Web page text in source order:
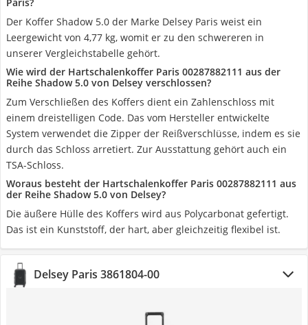
Der Koffer Shadow 5.0 der Marke Delsey Paris weist ein
Leergewicht von 4,77 kg, womit er zu den schwereren in
unserer Vergleichstabelle gehört.
Wie wird der Hartschalenkoffer Paris 00287882111 aus der
Reihe Shadow 5.0 von Delsey verschlossen?
Zum Verschließen des Koffers dient ein Zahlenschloss mit
einem dreistelligen Code. Das vom Hersteller entwickelte
System verwendet die Zipper der Reißverschlüsse, indem es sie
durch das Schloss arretiert. Zur Ausstattung gehört auch ein
TSA-Schloss.
Woraus besteht der Hartschalenkoffer Paris 00287882111 aus
der Reihe Shadow 5.0 von Delsey?
Die äußere Hülle des Koffers wird aus Polycarbonat gefertigt.
Das ist ein Kunststoff, der hart, aber gleichzeitig flexibel ist.
Delsey Paris 3861804-00